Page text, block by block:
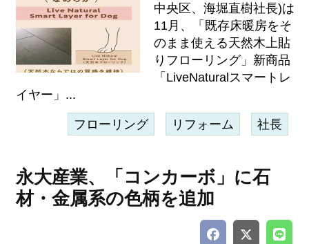
中央区、海堀直樹社長)は
11月、「既存床暖房をそ
のまま使える天然木上貼
りフローリング」新商品
「LiveNaturalスマートレ
イヤー」...
フローリング リフォーム 社長
永大産業、「コンカーボ」に石
材・金属系の色柄を追加